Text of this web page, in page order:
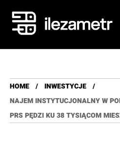
HOME
INWESTYCJE
NAJEM INSTYTUCJONALNY W
PRS PĘDZI KU 38 TYSIĄCOM